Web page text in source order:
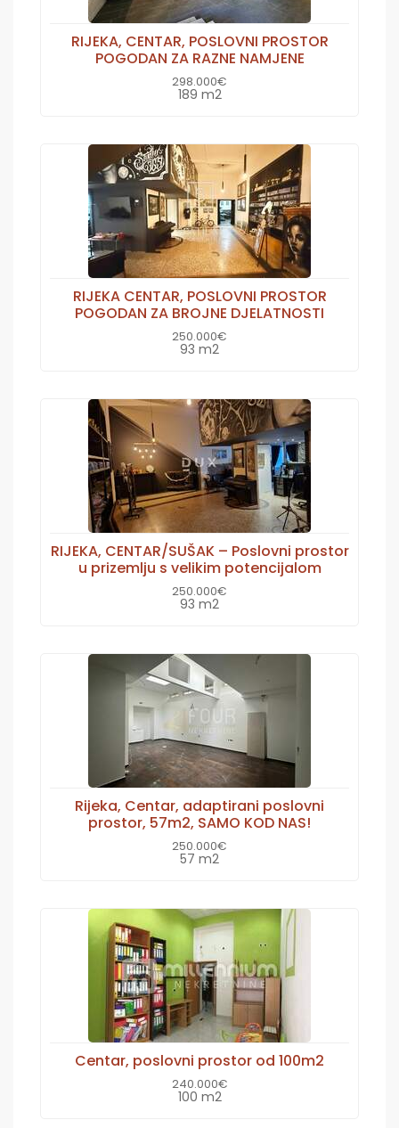
RIJEKA, CENTAR, POSLOVNI PROSTOR
POGODAN ZA RAZNE NAMJENE
298.000€
189 m2
RIJEKA CENTAR, POSLOVNI PROSTOR
POGODAN ZA BROJNE DJELATNOSTI
250.000€
93 m2
RIJEKA, CENTAR/SUŠAK – Poslovni prostor
u prizemlju s velikim potencijalom
250.000€
93 m2
Rijeka, Centar, adaptirani poslovni
prostor, 57m2, SAMO KOD NAS!
250.000€
57 m2
Centar, poslovni prostor od 100m2
240.000€
100 m2